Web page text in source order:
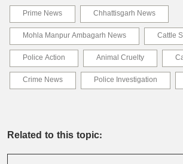
Prime News
Chhattisgarh News
Mohla Manpur Ambagarh News
Cattle
Police Action
Animal Cruelty
Crime News
Police Investigation
Related to this topic: